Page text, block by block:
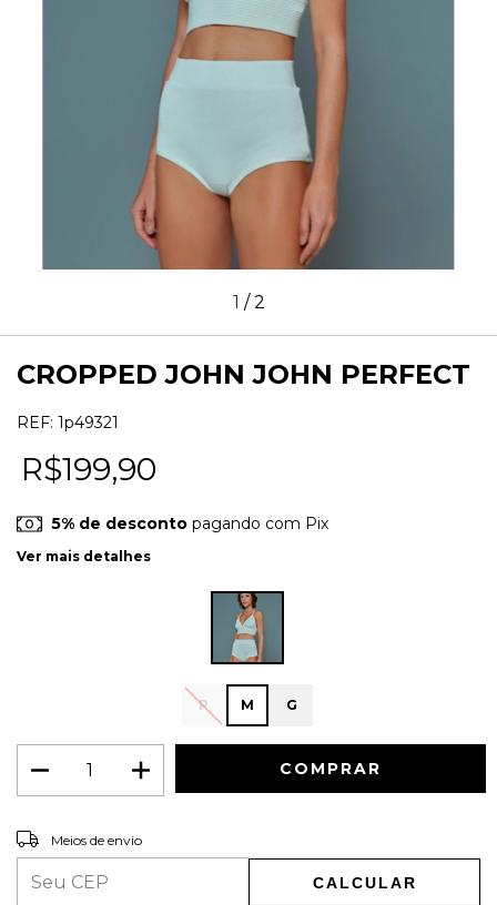
1 /2
CROPPED JOHN JOHN PERFECT
REF: 1p49321
R$199,90
5% de desconto pagando com Pix
Ver mais detalhes
P M G
Entregas para o CEP:
Meios de envio
CALCULAR